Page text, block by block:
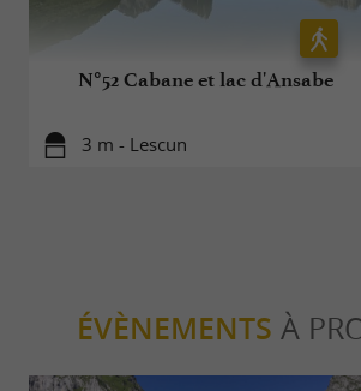
N°52 Cabane et lac d'Ansabe
3 m - Lescun
ÉVÈNEMENTS À